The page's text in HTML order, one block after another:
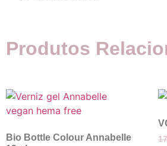
Produtos
Bio Bottle Colour Annabelle